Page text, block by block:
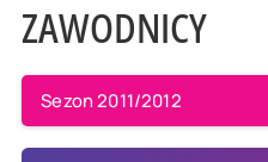
ZAWODNICY
Sezon 2011/2012